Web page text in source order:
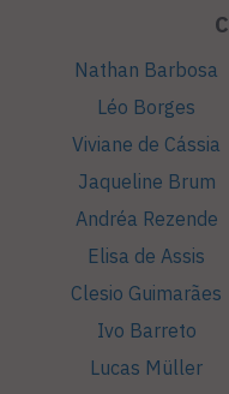
Nathan Barbosa
Léo Borges
Viviane de Cássia
Jaqueline Brum
Andréa Rezende
Elisa de Assis
Clesio Guimarães
Ivo Barreto
Lucas Müller